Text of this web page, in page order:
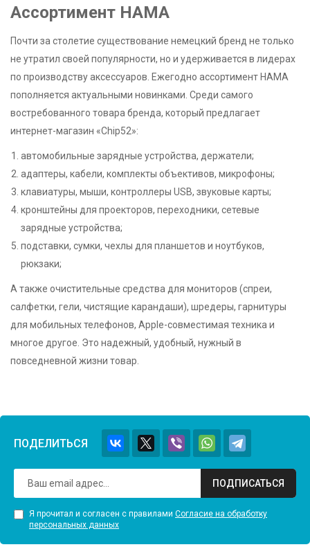
Ассортимент HAMA
Почти за столетие существование немецкий бренд не только
не утратил своей популярности, но и удерживается в лидерах
по производству аксессуаров. Ежегодно ассортимент HAMA
пополняется актуальными новинками. Среди самого
востребованного товара бренда, который предлагает
интернет-магазин «Chip52»:
автомобильные зарядные устройства, держатели;
адаптеры, кабели, комплекты объективов, микрофоны;
клавиатуры, мыши, контроллеры USB, звуковые карты;
кронштейны для проекторов, переходники, сетевые
зарядные устройства;
подставки, сумки, чехлы для планшетов и ноутбуков,
рюкзаки;
А также очистительные средства для мониторов (спреи,
салфетки, гели, чистящие карандаши), шредеры, гарнитуры
для мобильных телефонов, Apple-совместимая техника и
многое другое. Это надежный, удобный, нужный в
повседневной жизни товар.
ПОДЕЛИТЬСЯ
ПОДПИСАТЬСЯ
Я прочитал и согласен с правилами Согласие на обработку
персональных данных